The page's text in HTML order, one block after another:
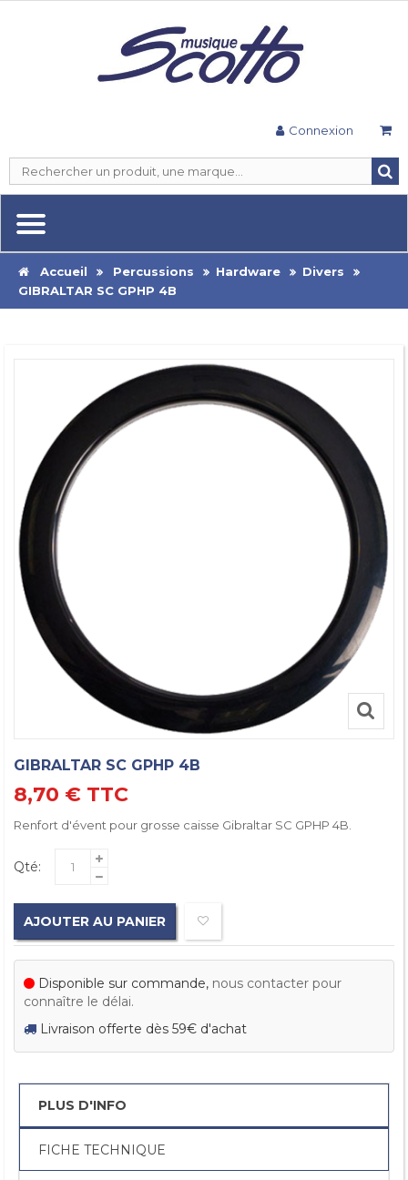
Connexion
Accueil Percussions Hardware
Divers
GIBRALTAR SC GPHP 4B
GIBRALTAR SC GPHP 4B
8,70 € TTC
Renfort d'évent pour grosse caisse Gibraltar SC GPHP 4B.
Qté:
AJOUTER AU PANIER
Disponible sur commande, nous contacter pour
connaître le délai.
Livraison offerte dès 59€ d'achat
PLUS D'INFO
FICHE TECHNIQUE